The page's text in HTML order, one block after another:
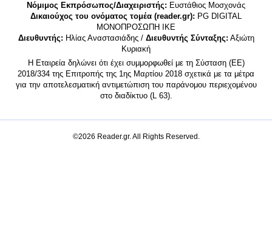
Νόμιμος Εκπρόσωπος/Διαχειριστής: Ευστάθιος Μοσχονάς
Δικαιούχος του ονόματος τομέα (reader.gr): PG DIGITAL
MONΟΠΡΟΣΩΠΗ ΙΚΕ
Διευθυντής: Ηλίας Αναστασιάδης / Διευθυντής Σύνταξης: Αξιώτη
Κυριακή
Η Εταιρεία δηλώνει ότι έχει συμμορφωθεί με τη Σύσταση (ΕΕ)
2018/334 της Επιτροπής της 1ης Μαρτίου 2018 σχετικά με τα μέτρα
για την αποτελεσματική αντιμετώπιση του παράνομου περιεχομένου
στο διαδίκτυο (L 63).
©2026 Reader.gr. All Rights Reserved.